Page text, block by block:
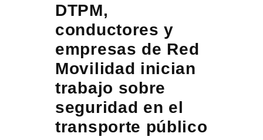
DTPM,
conductores y
empresas de Red
Movilidad inician
trabajo sobre
seguridad en el
transporte público